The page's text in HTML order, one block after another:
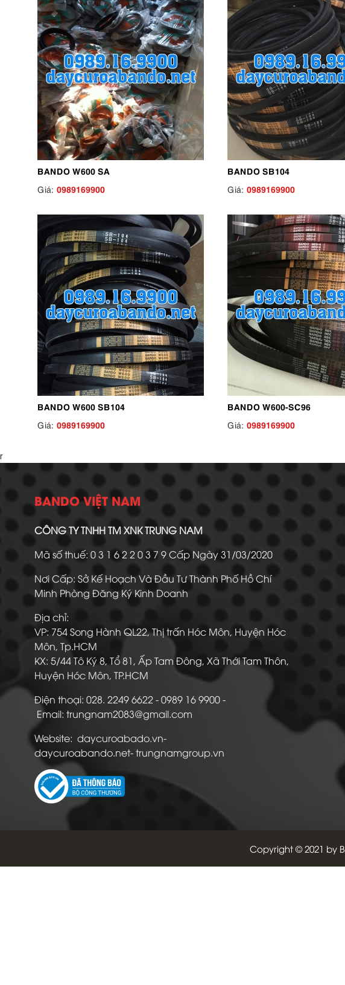
BANDO W600 SA
Giá: 0989169900
BANDO SB104
Giá: 0989169900
BANDO W600 SB104
Giá: 0989169900
BANDO W600-SC96
Giá: 0989169900
r
BANDO VIỆT NAM
CÔNG TY TNHH TM XNK TRUNG NAM
Mã số thuế: 0 3 1 6 2 2 0 3 7 9 Cấp Ngày 31/03/2020
Nơi Cấp: Sở Kế Hoạch Và Đầu Tư Thành Phố Hồ Chí
Minh Phòng Đăng Ký Kinh Doanh
Địa chỉ:
VP: 754 Song Hành QL22, Thị trấn Hóc Môn, Huyện Hóc
Môn, Tp.HCM
KX: 5/44 Tô Ký 8, Tổ 81, Ấp Tam Đông, Xã Thới Tam Thôn,
Huyện Hóc Môn, TP.HCM
Điện thoại: 028. 2249 6622 - 0989 16 9900 -
Email: trungnam2083@gmail.com
Website: daycuroabado.vn-
daycuroabando.net- trungnamgroup.vn
Copyright © 2021 by